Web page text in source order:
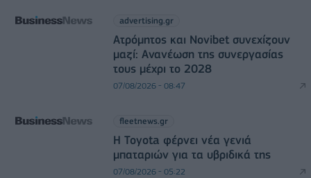
advertising.gr
Ατρόμητος και Novibet συνεχίζουν
μαζί: Ανανέωση της συνεργασίας
τους μέχρι το 2028
07/08/2026 - 08:47
fleetnews.gr
Η Toyota φέρνει νέα γενιά
μπαταριών για τα υβριδικά της
07/08/2026 - 05:22